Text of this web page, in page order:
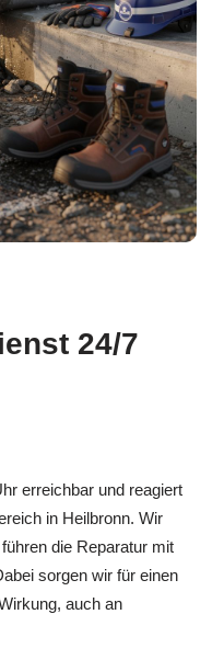
24/7
erreichbar und reagiert
in Heilbronn. Wir
die Reparatur mit
sorgen wir für einen
auch an